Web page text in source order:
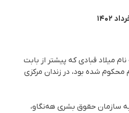
میلاد قبادی که پیشتر از بابت
محکوم شده بود، در زندان مرکزی
سازمان حقوق بشری هه‌نگاو،